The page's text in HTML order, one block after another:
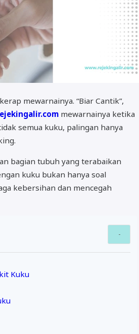
mewarnainya. “Biar Cantik”,
mewarnainya ketika
semua kuku, palingan hanya
bagian tubuh yang terabaikan
kuku bukan hanya soal
kebersihan dan mencegah
Kuku